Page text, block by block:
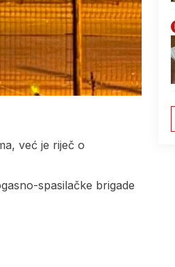
već je riječ o
spasilačke brigade